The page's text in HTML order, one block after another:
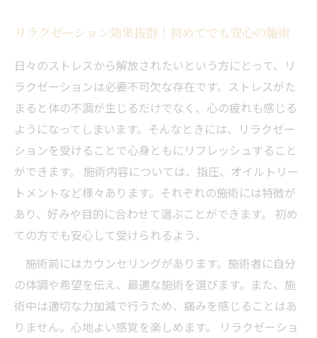
リラクゼーション効果抜群！初めてでも安心の施術
日々のストレスから解放されたいという方にとって、リ
ラクゼーションは必要不可欠な存在です。ストレスがた
まると体の不調が生じるだけでなく、心の疲れも感じる
ようになってしまいます。そんなときには、リラクゼー
ションを受けることで心身ともにリフレッシュすること
ができます。 施術内容については、指圧、オイルトリー
トメントなど様々あります。それぞれの施術には特徴が
あり、好みや目的に合わせて選ぶことができます。 初め
ての方でも安心して受けられるよう、
施術前にはカウンセリングがあります。施術者に自分
の体調や希望を伝え、最適な施術を選びます。また、施
術中は適切な力加減で行うため、痛みを感じることはあ
りません。心地よい感覚を楽しめます。 リラクゼーショ